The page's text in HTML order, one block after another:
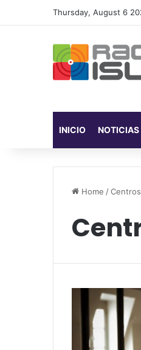
Thursday, August 6
INICIO NOTICIAS
Home /